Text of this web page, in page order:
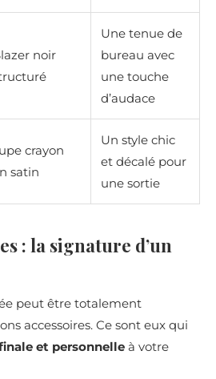
noir
Une tenue de
bureau avec
une touche
d’audace
crayon
satin
Un style chic
et décalé pour
une sortie
: la signature d’un
peut être totalement
accessoires. Ce sont eux qui
et personnelle à votre